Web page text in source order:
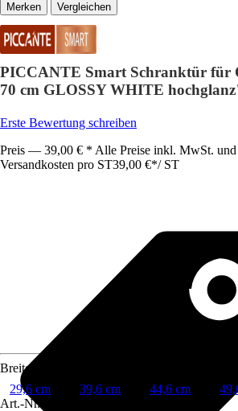
Vergleichen
PICCANTE Smart Schranktür für
70 cm GLOSSY WHITE
Erste Bewertung schreiben
Preis — 39,00 € * Alle Preise inkl. MwSt. und
Versandkosten pro ST39,00 €*/ ST
Breite
29,6 cm
39,6 cm 44,6 cm
Art.-Nr.